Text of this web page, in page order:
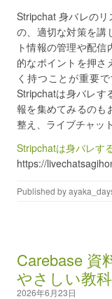
Stripchat 身バレの
の、適切な対策を講
ト情報の管理や配
的なポイントを押さ
く持つことが重要
Stripchatは身バレす
報を集めてみるのも
整え、ライブチャッ
Stripchatは身バレす
https://
Published by
Carebase 資
やさしい教
2026年6月23日